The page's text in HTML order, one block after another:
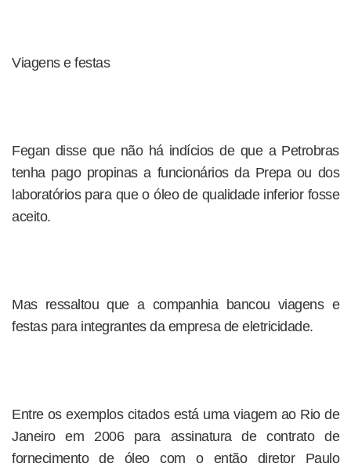
Viagens e festas
Fegan disse que não há indícios de que a Petrobras
tenha pago propinas a funcionários da Prepa ou dos
laboratórios para que o óleo de qualidade inferior fosse
aceito.
Mas ressaltou que a companhia bancou viagens e
festas para integrantes da empresa de eletricidade.
Entre os exemplos citados está uma viagem ao Rio de
Janeiro em 2006 para assinatura de contrato de
fornecimento de óleo com o então diretor Paulo